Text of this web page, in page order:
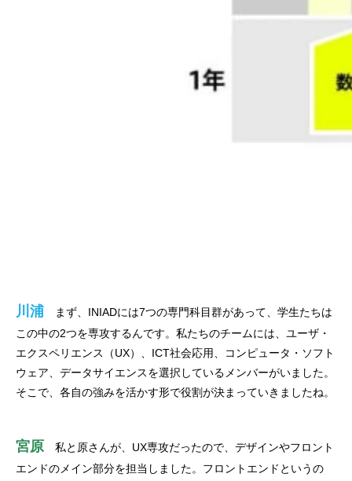
川浦 まず、INIADには7つの専門科目群があって、学生たちは
この中の2つを専攻するんです。私たちのチームには、ユーザ・
エクスペリエンス（UX）、ICT社会応用、コンピュータ・ソフト
ウェア、データサイエンスを選択しているメンバーがいました。
そこで、各自の強みを活かす形で役割が決まっていきましたね。
宮原 私と原さんが、UX専攻だったので、デザインやフロント
エンドのメイン部分を担当しました。フロントエンドというの